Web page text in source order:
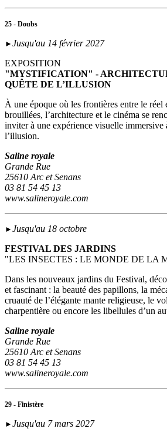
25 - Doubs
► Jusqu'au 14 février 2027
EXPOSITION
"MYSTIFICATION" -
QUÊTE DE L’ILLUSION
À une époque où les frontières entre le réel
brouillées, l’architecture et le cinéma se
inviter à une expérience visuelle immersive
l’illusion.
Saline royale
Grande Rue
25610 Arc et Senans
03 81 54 45 13
www.salineroyale.com
► Jusqu'au 18 octobre
FESTIVAL DES JARDINS
"LES INSECTES : LE MONDE DE LA
Dans les nouveaux jardins du Festival,
et fascinant : la beauté des papillons, la
cruauté de l’élégante mante religieuse, le
charpentière ou encore les libellules d’un
Saline royale
Grande Rue
25610 Arc et Senans
03 81 54 45 13
www.salineroyale.com
29 - Finistère
► Jusqu'au 7 mars 2027